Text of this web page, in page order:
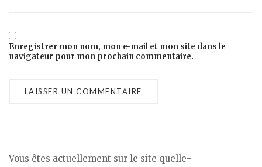
Enregistrer mon nom, mon e-mail et mon site dans le
navigateur pour mon prochain commentaire.
Vous êtes actuellement sur le site quelle-